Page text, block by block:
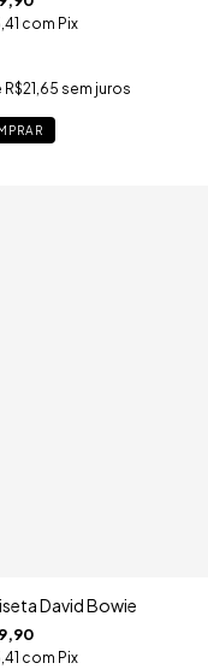
com Pix
R$21,65 sem juros
David Bowie
com Pix